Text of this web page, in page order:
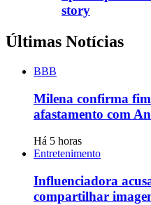
story
Últimas Notícias
BBB
Milena confirma fim
afastamento com
Há 5 horas
Entretenimento
Influenciadora
compartilhar